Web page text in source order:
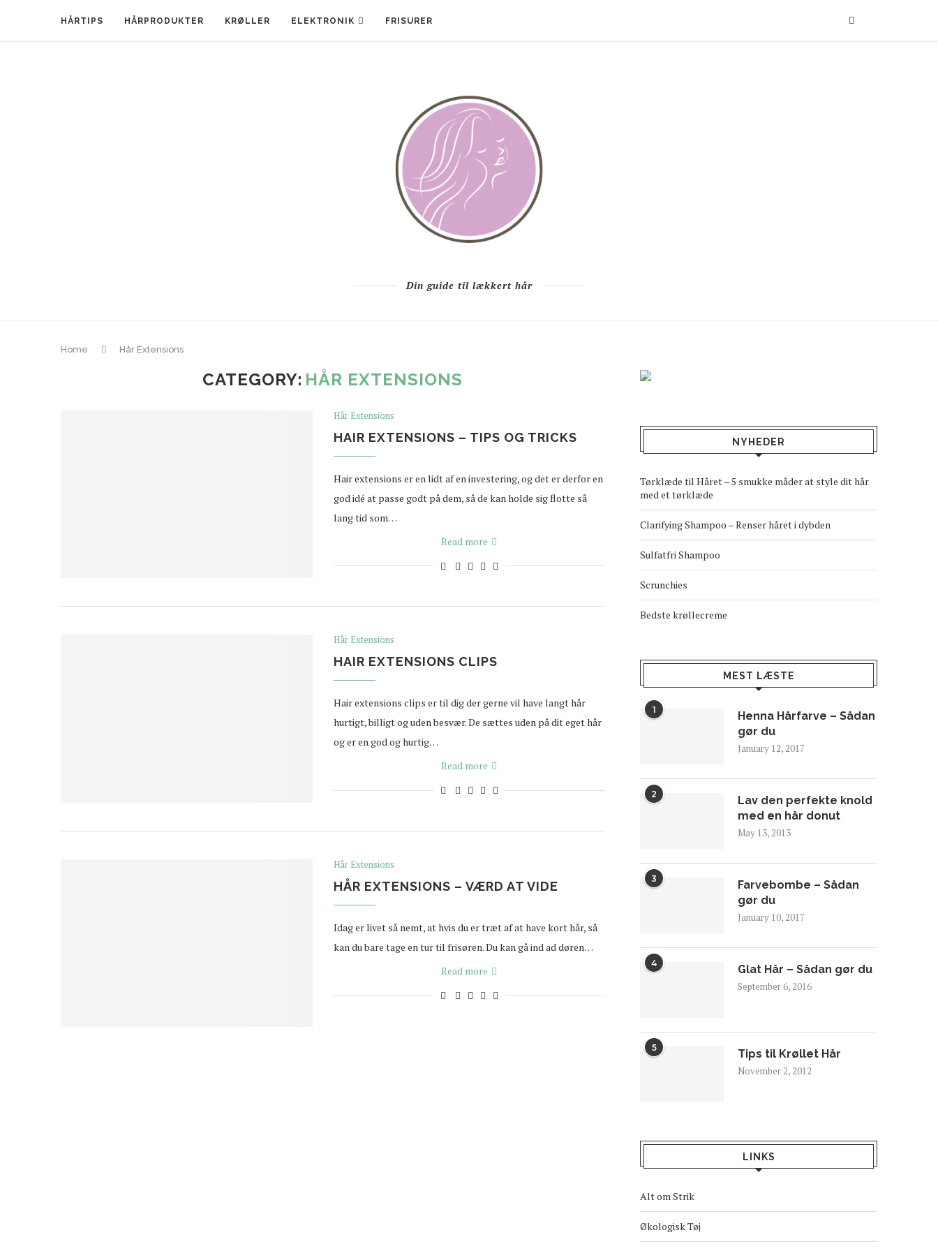
HÅRTIPS HÅRPRODUKTER KRØLLER ELEKTRONIK FRISURER
Din guide til lækkert hår
Home Hår Extensions
CATEGORY: HÅR EXTENSIONS
Hår Extensions
HAIR EXTENSIONS – TIPS OG TRICKS
Hair extensions er en lidt af en investering, og det er derfor en
god idé at passe godt på dem, så de kan holde sig flotte så
lang tid som…
Read more
Hår Extensions
HAIR EXTENSIONS CLIPS
Hair extensions clips er til dig der gerne vil have langt hår
hurtigt, billigt og uden besvær. De sættes uden på dit eget hår
og er en god og hurtig…
Read more
Hår Extensions
HÅR EXTENSIONS – VÆRD AT VIDE
Idag er livet så nemt, at hvis du er træt af at have kort hår, så
kan du bare tage en tur til frisøren. Du kan gå ind ad døren…
Read more
NYHEDER
Tørklæde til Håret – 5 smukke måder at style dit hår
med et tørklæde
Clarifying Shampoo – Renser håret i dybden
Sulfatfri Shampoo
Scrunchies
Bedste krøllecreme
MEST LÆSTE
1
Henna Hårfarve – Sådan
gør du
January 12, 2017
2
Lav den perfekte knold
med en hår donut
May 13, 2013
3
Farvebombe – Sådan
gør du
January 10, 2017
4 Glat Hår – Sådan gør du
September 6, 2016
5 Tips til Krøllet Hår
November 2, 2012
LINKS
Alt om Strik
Økologisk Tøj